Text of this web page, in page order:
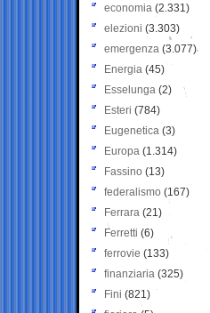
economia (2.331)
elezioni (3.303)
emergenza (3.077)
Energia (45)
Esselunga (2)
Esteri (784)
Eugenetica (3)
Europa (1.314)
Fassino (13)
federalismo (167)
Ferrara (21)
Ferretti (6)
ferrovie (133)
finanziaria (325)
Fini (821)